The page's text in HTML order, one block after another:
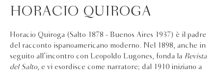
HORACIO QUIROGA
Horacio Quiroga (Salto 1878 - Buenos Aires 1937) è il padre
del racconto ispanoamericano moderno. Nel 1898, anche in
seguito all’incontro con Leopoldo Lugones, fonda la Revista
del Salto, e vi esordisce come narratore; dal 1910 iniziano a